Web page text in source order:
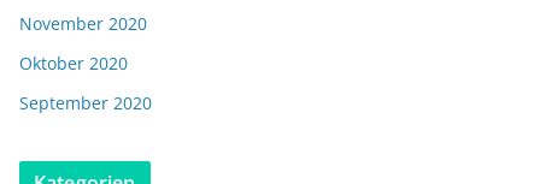
November 2020
Oktober 2020
September 2020